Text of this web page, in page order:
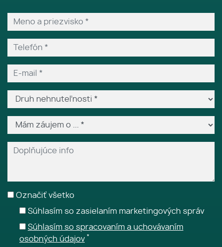
Označiť všetko
Súhlasím so zasielaním marketingových správ
Súhlasím so spracovaním a uchovávaním
osobných údajov *